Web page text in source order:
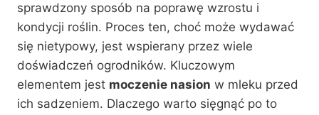
sprawdzony sposób na poprawę wzrostu i
kondycji roślin. Proces ten, choć może wydawać
się nietypowy, jest wspierany przez wiele
doświadczeń ogrodników. Kluczowym
elementem jest moczenie nasion w mleku przed
ich sadzeniem. Dlaczego warto sięgnąć po to